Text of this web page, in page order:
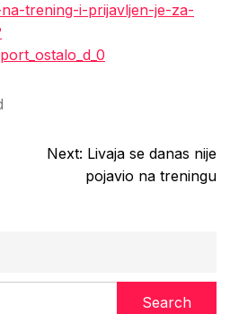
trening-i-prijavljen-je-za-
Next: Livaja se danas nije
pojavio na treningu